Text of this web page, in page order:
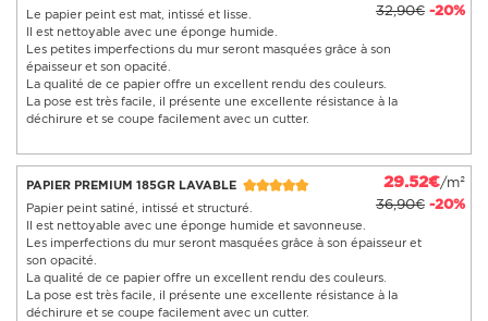
32,90€ -20%
Le papier peint est mat, intissé et lisse.
Il est nettoyable avec une éponge humide.
Les petites imperfections du mur seront masquées grâce à son
épaisseur et son opacité.
La qualité de ce papier offre un excellent rendu des couleurs.
La pose est très facile, il présente une excellente résistance à la
déchirure et se coupe facilement avec un cutter.
PAPIER PREMIUM 185GR LAVABLE 29.52€/m²
36,90€ -20%
Papier peint satiné, intissé et structuré.
Il est nettoyable avec une éponge humide et savonneuse.
Les imperfections du mur seront masquées grâce à son épaisseur et
son opacité.
La qualité de ce papier offre un excellent rendu des couleurs.
La pose est très facile, il présente une excellente résistance à la
déchirure et se coupe facilement avec un cutter.